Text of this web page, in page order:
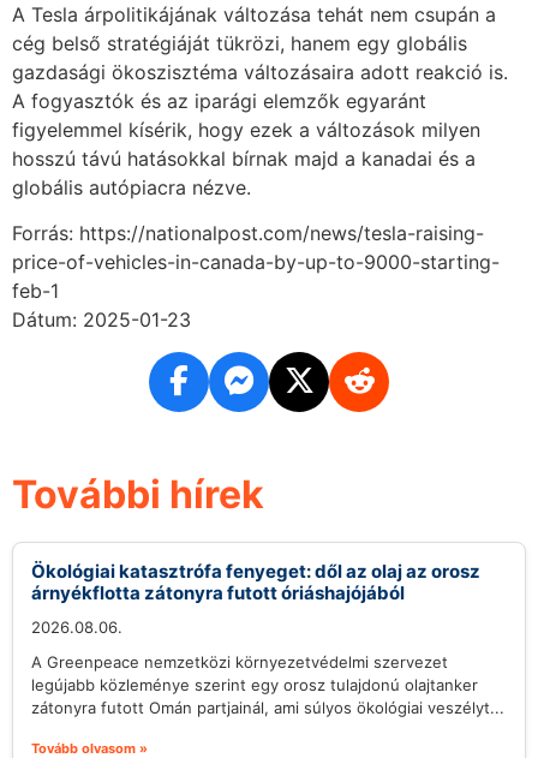
A Tesla árpolitikájának változása tehát nem csupán a
cég belső stratégiáját tükrözi, hanem egy globális
gazdasági ökoszisztéma változásaira adott reakció is.
A fogyasztók és az iparági elemzők egyaránt
figyelemmel kísérik, hogy ezek a változások milyen
hosszú távú hatásokkal bírnak majd a kanadai és a
globális autópiacra nézve.
Forrás: https://nationalpost.com/news/tesla-raising-
price-of-vehicles-in-canada-by-up-to-9000-starting-
feb-1
Dátum: 2025-01-23
További hírek
Ökológiai katasztrófa fenyeget: dől az olaj az orosz
árnyékflotta zátonyra futott óriáshajójából
2026.08.06.
A Greenpeace nemzetközi környezetvédelmi szervezet
legújabb közleménye szerint egy orosz tulajdonú olajtanker
zátonyra futott Omán partjainál, ami súlyos ökológiai veszélyt...
Tovább olvasom »